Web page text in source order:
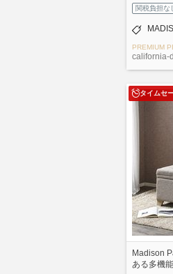
関税負担なし
PREMIUM
california-
タイムセ
Madison
ある多機